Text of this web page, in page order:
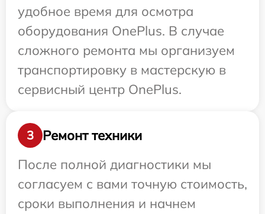
удобное время для осмотра
оборудования OnePlus. В случае
сложного ремонта мы организуем
транспортировку в мастерскую в
сервисный центр OnePlus.
3
Ремонт техники
После полной диагностики мы
согласуем с вами точную стоимость,
сроки выполнения и начнем